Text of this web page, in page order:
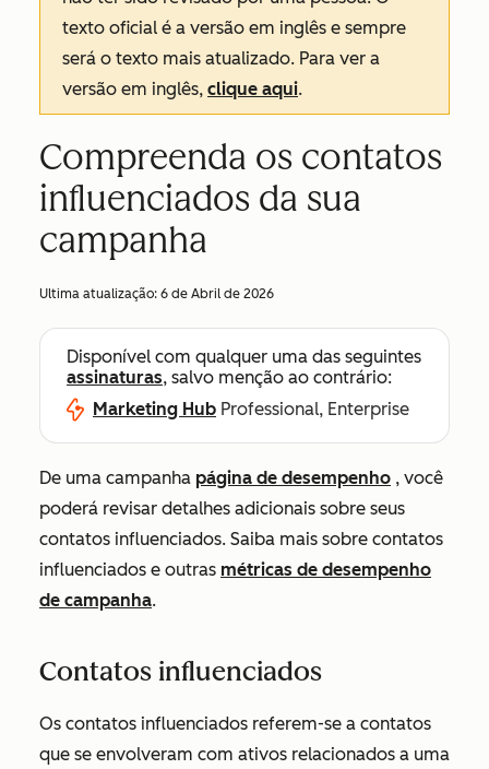
texto oficial é a versão em inglês e sempre
será o texto mais atualizado. Para ver a
versão em inglês, clique aqui.
Compreenda os contatos
influenciados da sua
campanha
Ultima atualização: 6 de Abril de 2026
Disponível com qualquer uma das seguintes
assinaturas, salvo menção ao contrário:
Marketing Hub Professional, Enterprise
De uma campanha página de desempenho , você
poderá revisar detalhes adicionais sobre seus
contatos influenciados. Saiba mais sobre contatos
influenciados e outras métricas de desempenho
de campanha.
Contatos influenciados
Os contatos influenciados referem-se a contatos
que se envolveram com ativos relacionados a uma